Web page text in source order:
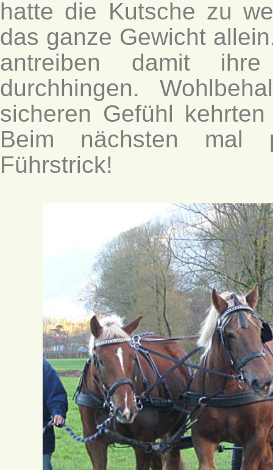
hatte die Kutsche zu
das ganze Gewicht
antreiben damit
durchhingen.
sicheren Gefühl
Beim nächsten mal
Führstrick!